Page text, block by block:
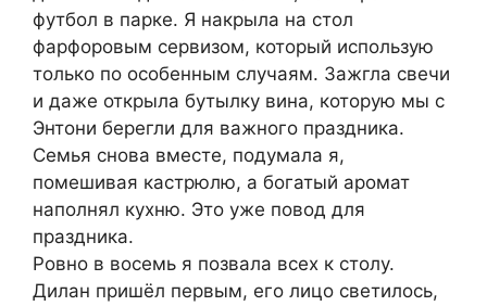
футбол в парке. Я накрыла на стол
фарфоровым сервизом, который использую
только по особенным случаям. Зажгла свечи
и даже открыла бутылку вина, которую мы с
Энтони берегли для важного праздника.
Семья снова вместе, подумала я,
помешивая кастрюлю, а богатый аромат
наполнял кухню. Это уже повод для
праздника.
Ровно в восемь я позвала всех к столу.
Дилан пришёл первым, его лицо светилось,